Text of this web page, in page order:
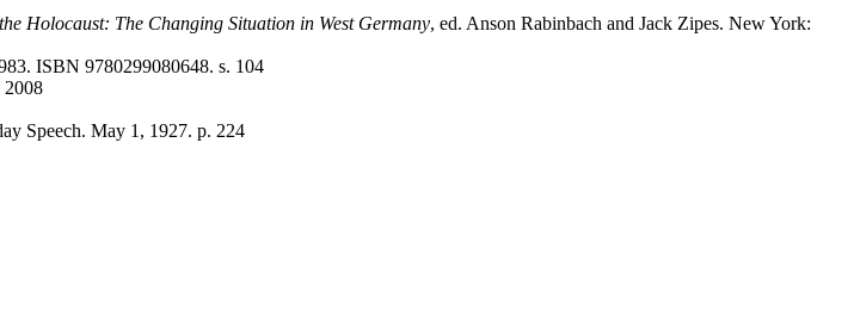
Holocaust: The Changing Situation in West Germany, ed. Anson Rabinbach and Jack Zipes. New York:
ISBN 9780299080648. s. 104
2008
Speech. May 1, 1927. p. 224